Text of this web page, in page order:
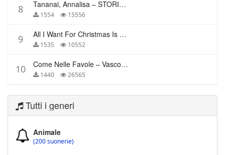
8 Tananai, Annalisa – STORIE BREVI
1554 15556
9 All I Want For Christmas Is You – Mariah Carey
1535 10552
10 Come Nelle Favole – Vasco Rossi
1440 26565
Tutti i generi
Animale
(200 suonerie)